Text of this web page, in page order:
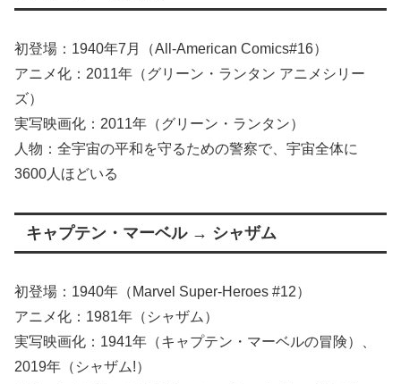
初登場：1940年7月（All-American Comics#16）
アニメ化：2011年（グリーン・ランタン アニメシリー
ズ）
実写映画化：2011年（グリーン・ランタン）
人物：全宇宙の平和を守るための警察で、宇宙全体に
3600人ほどいる
キャプテン・マーベル → シャザム
初登場：1940年（Marvel Super-Heroes #12）
アニメ化：1981年（シャザム）
実写映画化：1941年（キャプテン・マーベルの冒険）、
2019年（シャザム!）